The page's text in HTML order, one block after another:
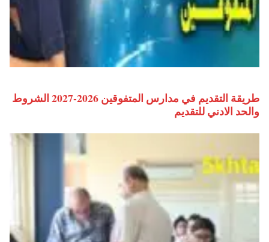
طريقة التقديم في مدارس المتفوقين 2026-2027 الشروط
والحد الادني للتقديم